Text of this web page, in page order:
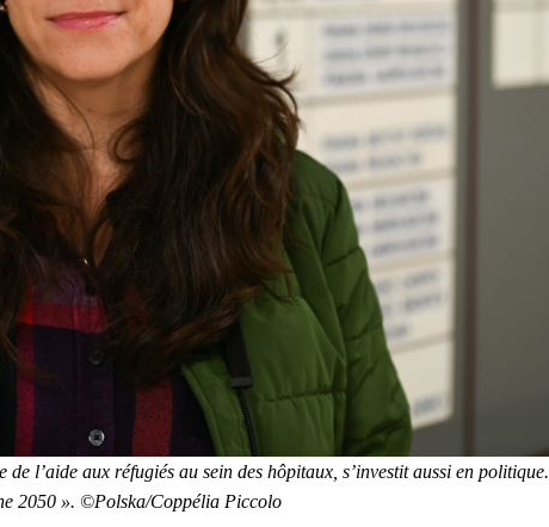
l’aide aux réfugiés au sein des hôpi­taux, s’investit aus­si en
2050 ». ©Polska/Coppélia Pic­co­lo